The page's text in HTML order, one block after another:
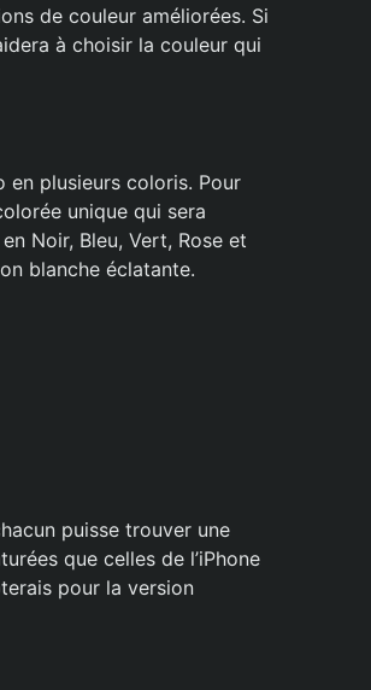
de couleur améliorées. Si
à choisir la couleur qui
en plusieurs coloris. Pour
unique qui sera
Noir, Bleu, Vert, Rose et
blanche éclatante.
puisse trouver une
que celles de l’iPhone
pour la version